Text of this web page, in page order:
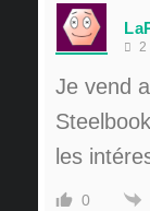
2
Je vend
les
0